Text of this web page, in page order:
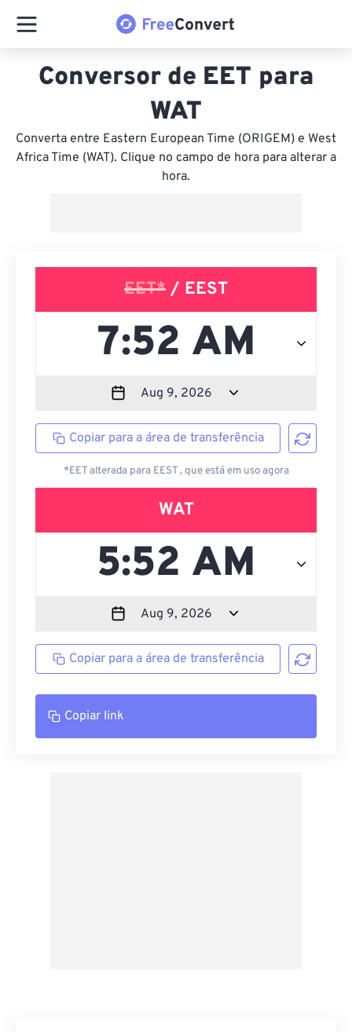
Conversor de EET para
WAT
Converta entre Eastern European Time (ORIGEM) e West
Africa Time (WAT). Clique no campo de hora para alterar a
hora.
EET* / EEST
Copiar para a área de transferência
*EET alterada para EEST , que está em uso agora
WAT
Copiar para a área de transferência
Copiar link